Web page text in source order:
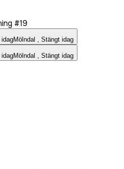
#19
idagMölndal , Stängt idag
idagMölndal , Stängt idag